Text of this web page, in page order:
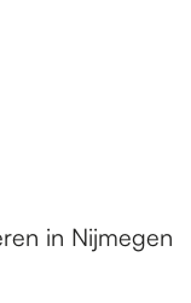
in Nijmegen